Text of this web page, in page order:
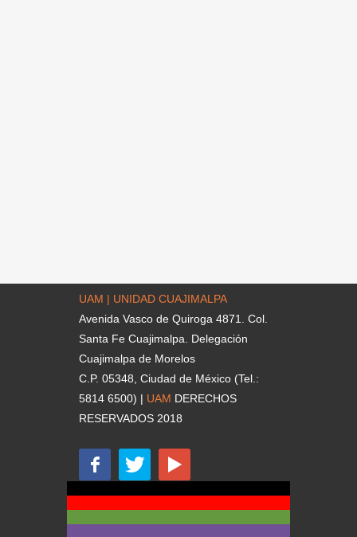
UAM | UNIDAD CUAJIMALPA
Avenida Vasco de Quiroga 4871. Col.
Santa Fe Cuajimalpa. Delegación
Cuajimalpa de Morelos
C.P. 05348, Ciudad de México (Tel.:
5814 6500) | UAM DERECHOS
RESERVADOS 2018